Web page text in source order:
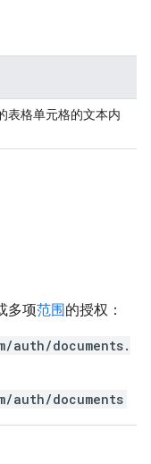
表格单元格的文本内
多项范围的授权：
auth/documents.
auth/documents